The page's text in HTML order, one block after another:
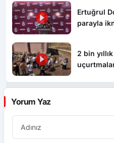
Ertuğrul
parayla
2 bin
Yorum Yaz